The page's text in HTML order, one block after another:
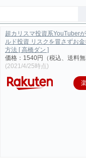
超カリスマ投資系YouTuber
ルド投資 リスクを冒さずお
方法 [ 高橋ダン ]
価格：1540円（税込、送料
(2021/4/25時点)